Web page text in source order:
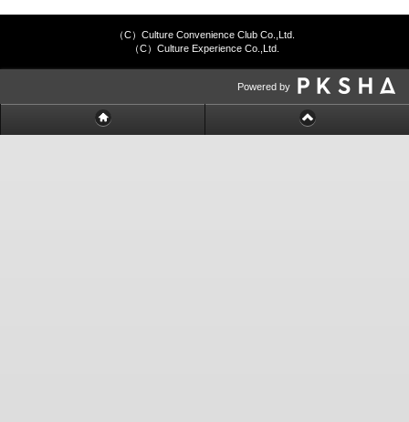
（C）Culture Convenience Club Co.,Ltd.
（C）Culture Experience Co.,Ltd.
Powered by